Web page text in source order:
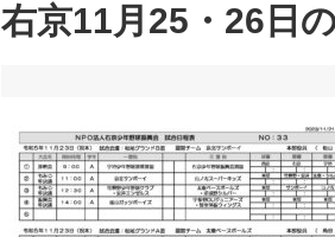
右京11月25・26日